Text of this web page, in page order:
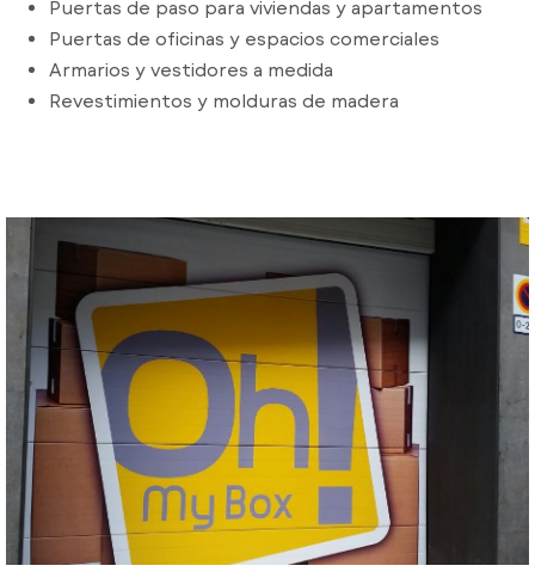
Puertas de paso para viviendas y apartamentos
Puertas de oficinas y espacios comerciales
Armarios y vestidores a medida
Revestimientos y molduras de madera